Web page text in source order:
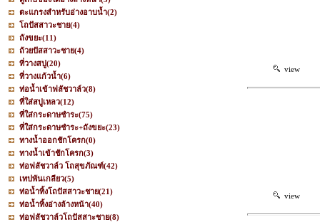
ตะแกรงสำหรับอ่างอาบน้ำ(2)
โถปัสสาวะชาย(4)
ถังขยะ(11)
ถ้วยปัสสาวะชาย(4)
ที่วางสบู่(20)
ที่วางแก้วน้ำ(6)
ท่อน้ำเข้าฟลัชวาล์ว(8)
ที่ใส่สบู่เหลว(12)
ที่ใส่กระดาษชำระ(75)
ที่ใส่กระดาษชำระ+ถังขยะ(23)
ทางน้ำออกชักโครก(0)
ทางน้ำเข้าชักโครก(3)
ท่อฟลัชวาล์ว โถสุขภัณฑ์(42)
เทปพันเกลียว(5)
ท่อน้ำทิ้งโถปัสสาวะชาย(21)
ท่อน้ำทิ้งอ่างล้างหน้า(40)
ท่อฟลัชวาล์วโถปัสสาะชาย(8)
view
view